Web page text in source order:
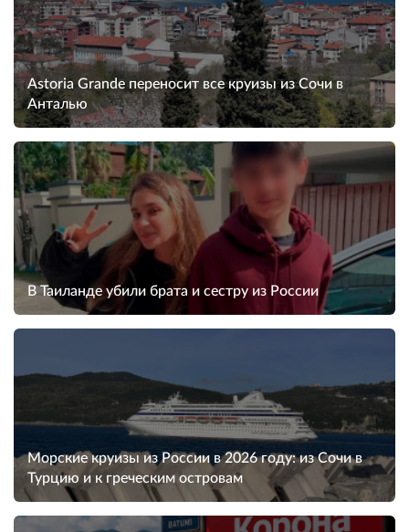
Astoria Grande переносит все круизы из Сочи в
Анталью
В Таиланде убили брата и сестру из России
Морские круизы из России в 2026 году: из Сочи в
Турцию и к греческим островам